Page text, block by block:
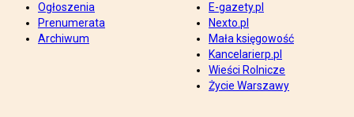
Ogłoszenia
Prenumerata
Archiwum
E-gazety.pl
Nexto.pl
Mała księgowość
Kancelarierp.pl
Wieści Rolnicze
Życie Warszawy